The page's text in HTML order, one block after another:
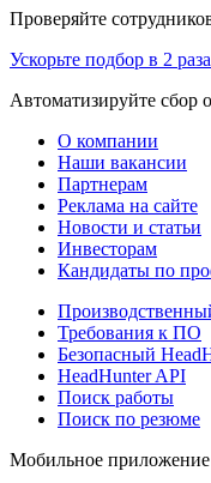
Проверяйте
Ускорьте подбор в 2
Автоматизируйте сбор
О компании
Наши вакансии
Партнерам
Реклама на сайте
Новости и статьи
Инвесторам
Кандидаты по
Требования к ПО
Безопасный
HeadHunter API
Поиск работы
Поиск по резюме
Мобильное приложение